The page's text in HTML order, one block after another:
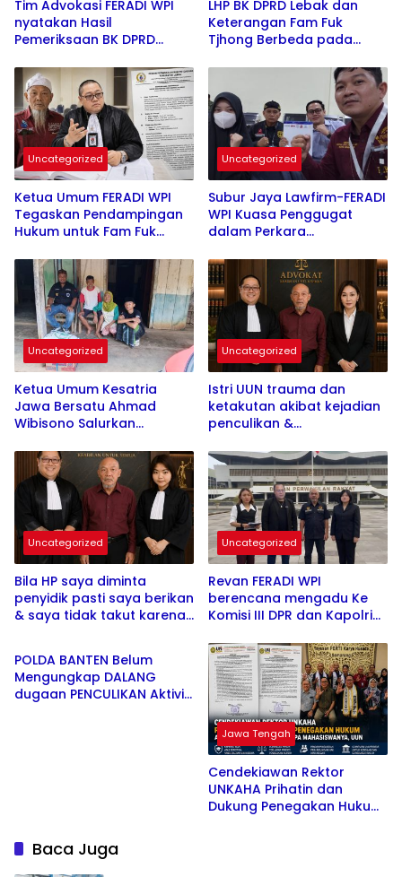
Tim Advokasi FERADI WPI
nyatakan Hasil
Pemeriksaan BK DPRD
Penyidikan Perkara Fam
Fuk Tjhong alias Eyang Uun
LHP BK DPRD Lebak dan
Keterangan Fam Fuk
Tjhong Berbeda pada
Pembuktian Masih
Berlangsung di Polda
Banten ujar Revan FERADI
WPI
Uncategorized
Ketua Umum FERADI WPI
Tegaskan Pendampingan
Hukum untuk Fam Fuk
Berjalan, Hormati Proses
Penyidikan dan Hasil
Pemeriksaan BK
Uncategorized
Subur Jaya Lawfirm-FERADI
WPI Kuasa Penggugat
dalam Perkara
Tergugat Tidak Hadir
kembali, Sidang Ditunda di
13 Agustus 2026
Uncategorized
Ketua Umum Kesatria
Jawa Bersatu Ahmad
Wibisono Salurkan
Lansia Sakit, Tegaskan
Komitmen Mengabdi
kepada Masyarakat
Uncategorized
Istri UUN trauma dan
ketakutan akibat kejadian
penculikan &
menimpa suaminya.
Bianca SH Fokus
penyembuhan psikis
korban
Uncategorized
Bila HP saya diminta
penyidik pasti saya berikan
& saya tidak takut karena
& tidak ada fitnah ke saya”
ujar Adv. Cecilia Ketua DPD
FERADI WPI Banten
Uncategorized
Revan FERADI WPI
berencana mengadu Ke
Komisi III DPR dan Kapolri
perlindungan LPSK untuk
Eyang UUN / Fam Fuk
Tjhong
Uncategorized
POLDA BANTEN Belum
Mengungkap DALANG
dugaan PENCULIKAN Aktivis
Jawa Tengah
Cendekiawan Rektor
UNKAHA Prihatin dan
Dukung Penegakan Hukum
Baca Juga